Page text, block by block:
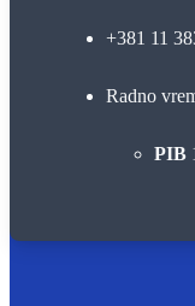
+381 11
Radno
PIB